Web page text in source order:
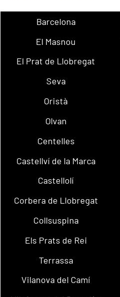
Barcelona
El Masnou
El Prat de Llobregat
Seva
Oristà
Olvan
Centelles
Castellví de la Marca
Castellolí
Corbera de Llobregat
Collsuspina
Els Prats de Rei
Terrassa
Vilanova del Camí